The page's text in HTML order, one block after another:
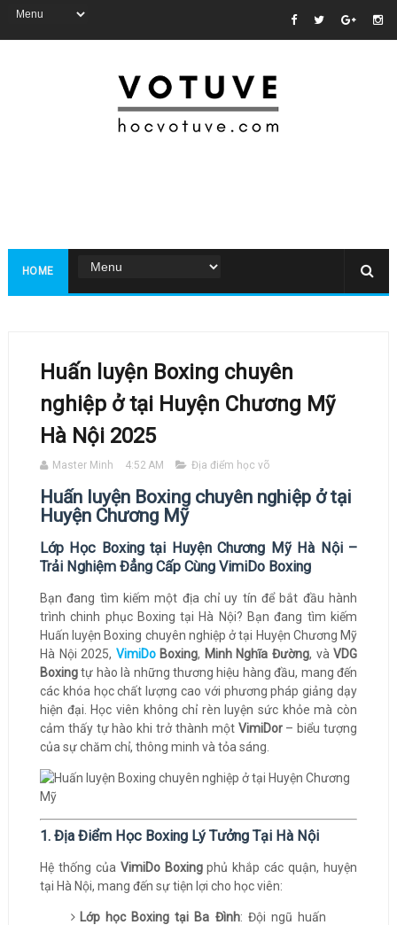
HOME
Huấn luyện Boxing chuyên
nghiệp ở tại Huyện Chương Mỹ
Hà Nội 2025
Master Minh 4:52 AM Địa điểm học võ
Huấn luyện Boxing chuyên nghiệp ở tại
Huyện Chương Mỹ
Lớp Học Boxing tại Huyện Chương Mỹ Hà Nội –
Trải Nghiệm Đẳng Cấp Cùng VimiDo Boxing
Bạn đang tìm kiếm một địa chỉ uy tín để bắt đầu hành
trình chinh phục Boxing tại Hà Nội? Bạn đang tìm kiếm
Huấn luyện Boxing chuyên nghiệp ở tại Huyện Chương Mỹ
Hà Nội 2025, VimiDoBoxing, Minh Nghĩa Đường, vàVDG
Boxingtự hào là những thương hiệu hàng đầu, mang đến
các khóa học chất lượng cao với phương pháp giảng dạy
hiện đại. Học viên không chỉ rèn luyện sức khỏe mà còn
cảm thấy tự hào khi trở thành một VimiDor– biểu tượng
của sự chăm chỉ, thông minh và tỏa sáng.
1. Địa Điểm Học Boxing Lý Tưởng Tại Hà Nội
Hệ thống của VimiDo Boxingphủ khắp các quận, huyện
tại Hà Nội, mang đến sự tiện lợi cho học viên:
Lớp học Boxing tại Ba Đình: Đội ngũ huấn